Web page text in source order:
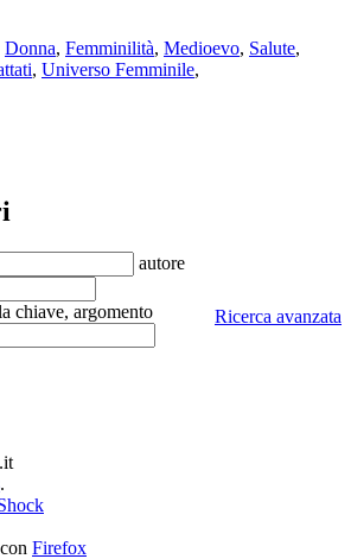
Donna, Femminilità, Medioevo, Salute,
, Universo Femminile,
autore
Ricerca avanzata
chiave, argomento
.
Firefox